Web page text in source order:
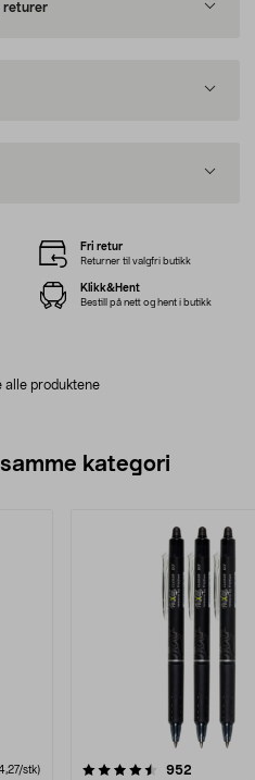
returer
alle produktene
Fri retur
Returner til valgfri butikk
Klikk&Hent
Bestill på nett og hent i butikk
kategori
stk) 952
3.5 av 5 stjerner